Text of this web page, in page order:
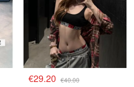
€29.20 €40.00